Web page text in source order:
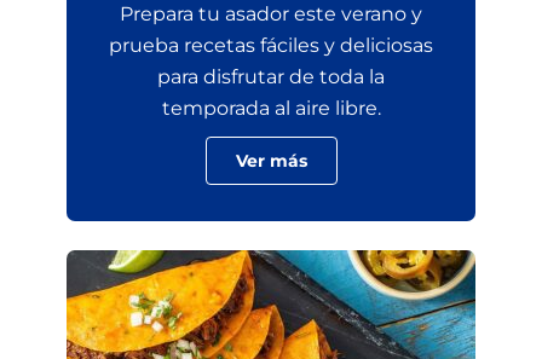
Prepara tu asador este verano y
prueba recetas fáciles y deliciosas
para disfrutar de toda la
temporada al aire libre.
Ver más